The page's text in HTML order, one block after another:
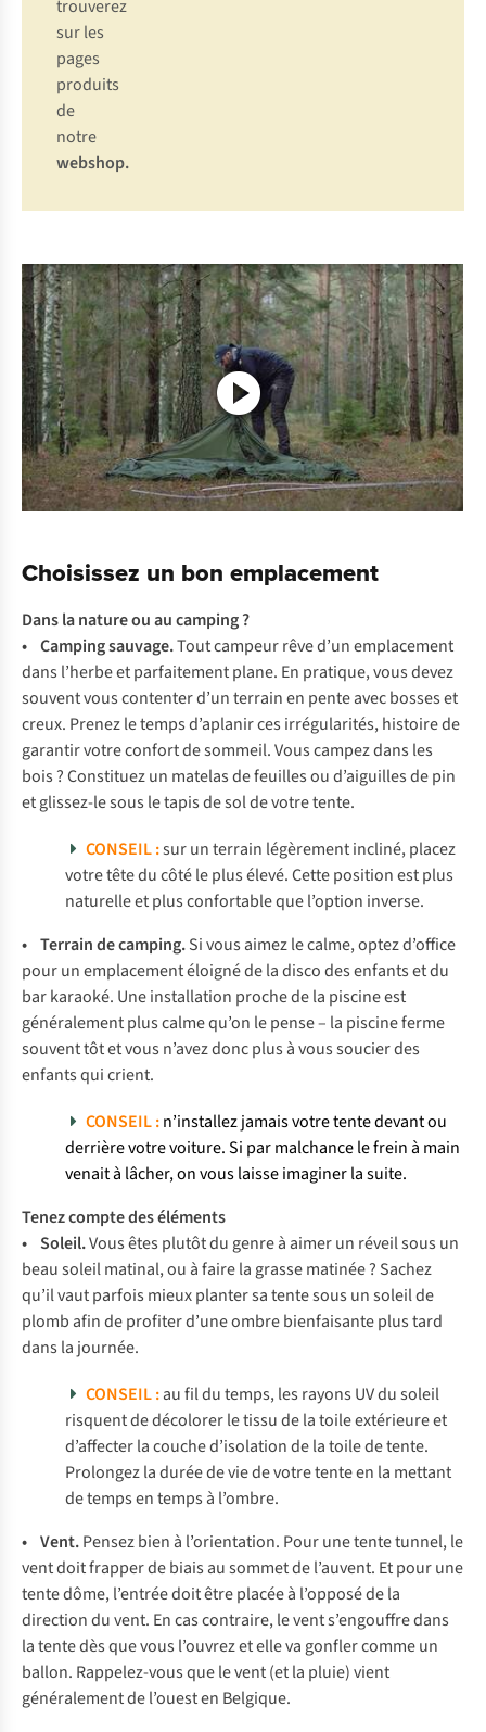
trouverez
sur les
pages
produits
de
notre
webshop.
Choisissez un bon emplacement
Dans la nature ou au camping ?
• Camping sauvage.Tout campeur rêve d’un emplacement
dans l’herbe et parfaitement plane. En pratique, vous devez
souvent vous contenter d’un terrain en pente avec bosses et
creux. Prenez le temps d’aplanir ces irrégularités, histoire de
garantir votre confort de sommeil. Vous campez dans les
bois ? Constituez un matelas de feuilles ou d’aiguilles de pin
et glissez-le sous le tapis de sol de votre tente.
CONSEIL :sur un terrain légèrement incliné, placez
votre tête du côté le plus élevé. Cette position est plus
naturelle et plus confortable que l’option inverse.
• Terrain de camping.Si vous aimez le calme, optez d’office
pour un emplacement éloigné de la disco des enfants et du
bar karaoké. Une installation proche de la piscine est
généralement plus calme qu’on le pense – la piscine ferme
souvent tôt et vous n’avez donc plus à vous soucier des
enfants qui crient.
CONSEIL:n’installez jamais votre tente devant ou
derrière votre voiture. Si par malchance le frein à main
venait à lâcher, on vous laisse imaginer la suite.
Tenez compte des éléments
• Soleil.Vous êtes plutôt du genre à aimer un réveil sous un
beau soleil matinal, ou à faire la grasse matinée ? Sachez
qu’il vaut parfois mieux planter sa tente sous un soleil de
plomb afin de profiter d’une ombre bienfaisante plus tard
dans la journée.
CONSEIL :au fil du temps, les rayons UV du soleil
risquent de décolorer le tissu de la toile extérieure et
d’affecter la couche d’isolation de la toile de tente.
Prolongez la durée de vie de votre tente en la mettant
de temps en temps à l’ombre.
• Vent.Pensez bien à l’orientation. Pour une tente tunnel, le
vent doit frapper de biais au sommet de l’auvent. Et pour une
tente dôme, l’entrée doit être placée à l’opposé de la
direction du vent. En cas contraire, le vent s’engouffre dans
la tente dès que vous l’ouvrez et elle va gonfler comme un
ballon. Rappelez-vous que le vent (et la pluie) vient
généralement de l’ouest en Belgique.